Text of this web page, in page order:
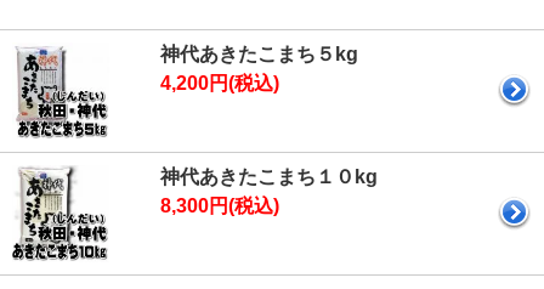
神代あきたこまち５kg
4,200円(税込)
神代あきたこまち１０kg
8,300円(税込)